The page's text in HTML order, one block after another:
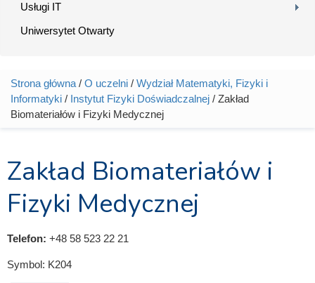
Usługi IT
Uniwersytet Otwarty
Jesteś tutaj
Strona główna / O uczelni / Wydział Matematyki, Fizyki i
Informatyki / Instytut Fizyki Doświadczalnej / Zakład
Biomateriałów i Fizyki Medycznej
Zakład Biomateriałów i
Fizyki Medycznej
Telefon: +48 58 523 22 21
Symbol: K204